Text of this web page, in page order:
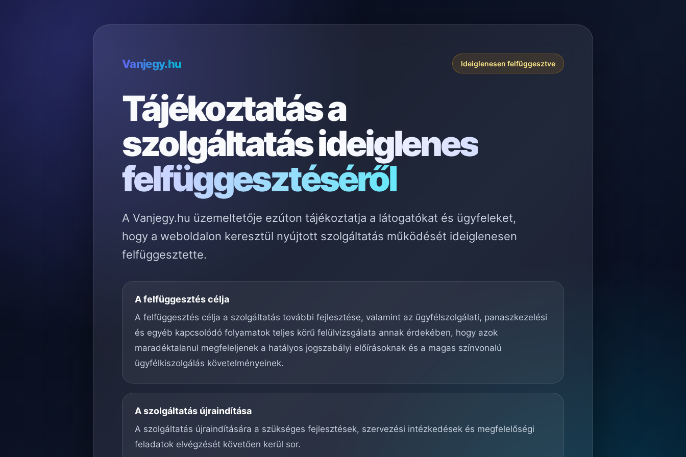
Vanjegy.hu Ideiglenesen felfüggesztve
Tájékoztatás a
szolgáltatásideiglenes
felfüggesztéséről
A Vanjegy.hu üzemeltetője ezúton tájékoztatja a látogatókat és ügyfeleket,
hogy a weboldalon keresztül nyújtott szolgáltatás működését ideiglenesen
felfüggesztette.
A felfüggesztés célja
A felfüggesztés célja a szolgáltatás további fejlesztése, valamint az ügyfélszolgálati, panaszkezelési
és egyéb kapcsolódó folyamatok teljes körű felülvizsgálata annak érdekében, hogy azok
maradéktalanul megfeleljenek a hatályos jogszabályi előírásoknak és a magas színvonalú
ügyfélkiszolgálás követelményeinek.
A szolgáltatás újraindítása
A szolgáltatás újraindítására a szükséges fejlesztések, szervezési intézkedések és megfelelőségi
feladatok elvégzését követően kerül sor.